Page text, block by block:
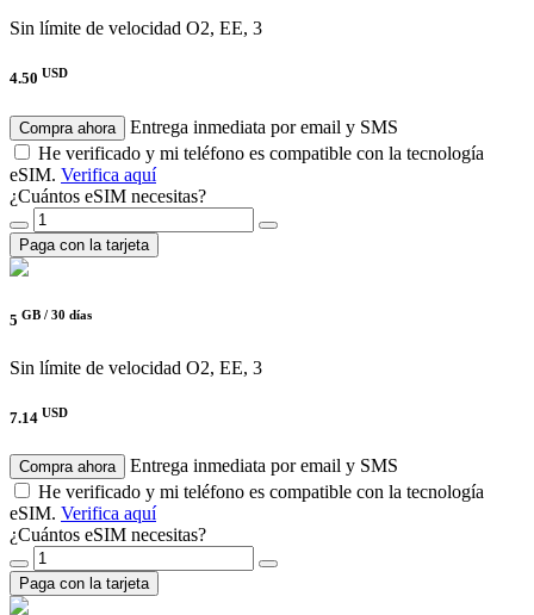
Sin límite de velocidad O2, EE, 3
4.50 USD
Compra ahora
Entrega inmediata por email y SMS
He verificado y mi teléfono es compatible con la tecnología
eSIM. Verifica aquí
¿Cuántos eSIM necesitas?
Paga con la tarjeta
5 GB / 30 días
Sin límite de velocidad O2, EE, 3
7.14 USD
Compra ahora
Entrega inmediata por email y SMS
He verificado y mi teléfono es compatible con la tecnología
eSIM. Verifica aquí
¿Cuántos eSIM necesitas?
Paga con la tarjeta